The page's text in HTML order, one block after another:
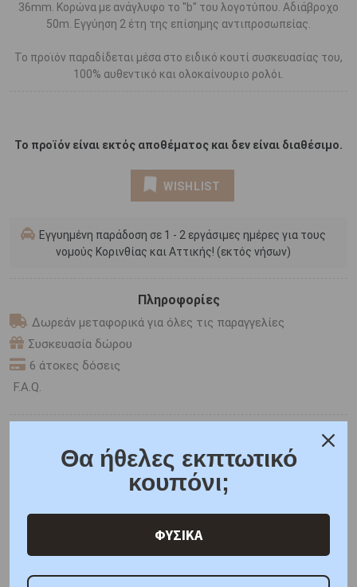
36mm. Κορώνα με ανάγλυφο το "b" του λογοτύπου. Αδιάβροχο
50m. Εγγύηση 2 έτη της επίσημης αντιπροσωπείας.
Το προϊόν παραδίδεται μέσα στο ειδικό κουτί συσκευασίας του,
100% αυθεντικό και ολοκαίνουριο ρολόι.
Το προϊόν είναι εκτός αποθέματος και δεν είναι διαθέσιμο.
WISHLIST
Εγγυημένη παράδοση σε 1 - 2 εργάσιμες ημέρες για τους
νομούς Κορινθίας και Αττικής! (εκτός νήσων)
Πληροφορίες
Δωρεάν μεταφορικά για όλες τις παραγγελίες
Συσκευασία δώρου
6 άτοκες δόσεις
F.A.Q.
SHARE THE LOVE
Γιατί εμάς Ρωτήστε μας Κριτικές
Θα ήθελες εκπτωτικό
κουπόνι;
ΦΥΣΙΚΑ